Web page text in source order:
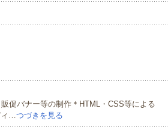
促バナー等の制作＊HTML・CSS等による
ィ…つづきを見る